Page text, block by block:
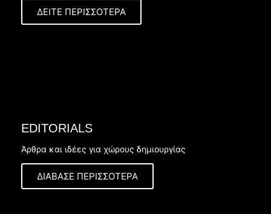
ΔΕΙΤΕ ΠΕΡΙΣΣΟΤΕΡΑ
EDITORIALS
Άρθρα και ιδέες για χώρους δημιουργίας
ΔΙΑΒΑΣΕ ΠΕΡΙΣΣΟΤΕΡΑ